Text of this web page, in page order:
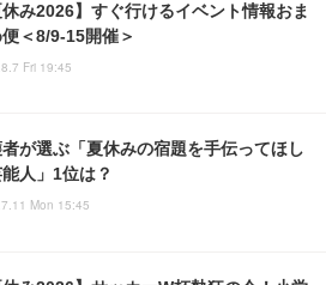
休み2026】すぐ行けるイベント情報おま
便＜8/9-15開催＞
Fri 19:45
が選ぶ「夏休みの宿題を手伝ってほし
人」1位は？
Mon 15:45